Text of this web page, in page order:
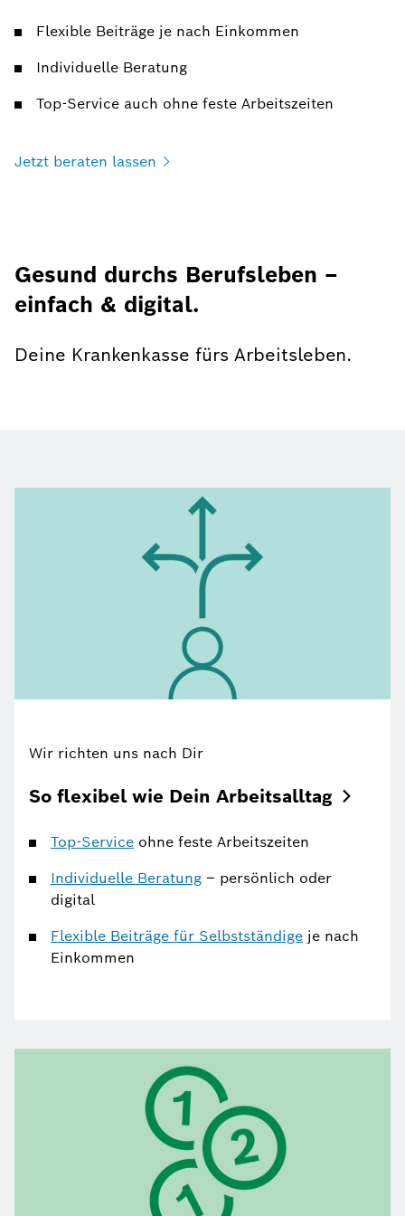
Flexible Beiträge je nach Einkommen
Individuelle Beratung
Top-Service auch ohne feste Arbeitszeiten
Jetzt beraten lassen
Gesund durchs Berufsleben –
einfach & digital.
Deine Krankenkasse fürs Arbeitsleben.
Wir richten uns nach Dir
So flexibel wie Dein Arbeitsalltag
Top-Service ohne feste Arbeitszeiten
Individuelle Beratung – persönlich oder
digital
Flexible Beiträge für Selbstständige je nach
Einkommen